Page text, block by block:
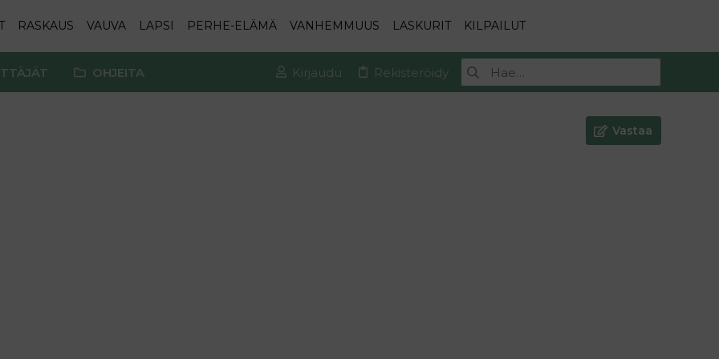
RASKAUS VAUVA LAPSI PERHE-ELÄMÄ VANHEMMUUS LASKURIT KILPAILUT
OHJEITA Kirjaudu Rekisteröidy
Vastaa